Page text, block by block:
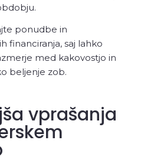
ponudbe in
financiranja, saj lahko
med kakovostjo in
beljenje zob.
vprašanja